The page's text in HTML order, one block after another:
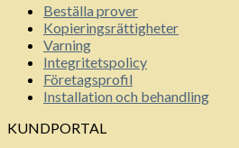
Beställa prover
Kopieringsrättigheter
Varning
Integritetspolicy
Företagsprofil
Installation och behandling
KUNDPORTAL